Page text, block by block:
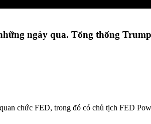
ngày qua. Tổng thống
chức FED, trong đó có chủ tịch FED